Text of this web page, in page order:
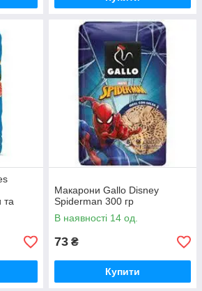
та
450 гр
Макарони Gallo Disney
Spiderman 300 гр
В наявності 14 од.
73 ₴
Купити